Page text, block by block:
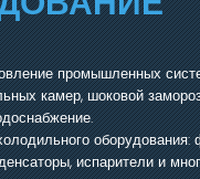
График работы:
пн.-пт. с 7:30 до 16:30,
сб.-вс. Выходной
⬇
я соглашаюсь на
промышленных
камер, шоковой
оборудования:
испарители и